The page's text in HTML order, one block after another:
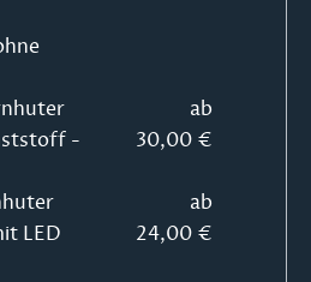
-
ab
30,00 €
LED
ab
24,00 €